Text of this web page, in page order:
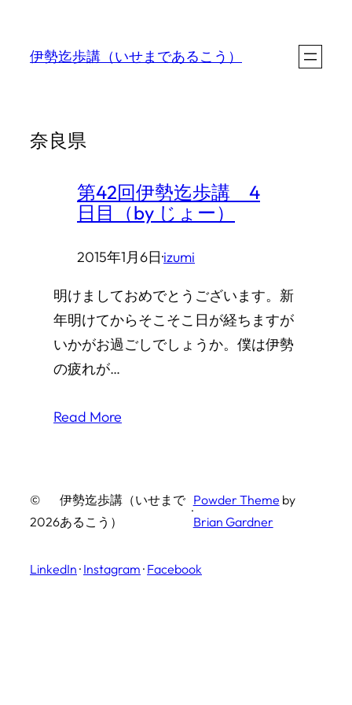
伊勢迄歩講（いせまであるこう）
奈良県
第42回伊勢迄歩講 4
日目（by じょー）
2015年1月6日·izumi
明けましておめでとうございます。新
年明けてからそこそこ日が経ちますが
いかがお過ごしでしょうか。僕は伊勢
の疲れが…
Read More
©
2026
伊勢迄歩講（いせまで
あるこう）
·
Powder Theme by
Brian Gardner
LinkedIn · Instagram · Facebook